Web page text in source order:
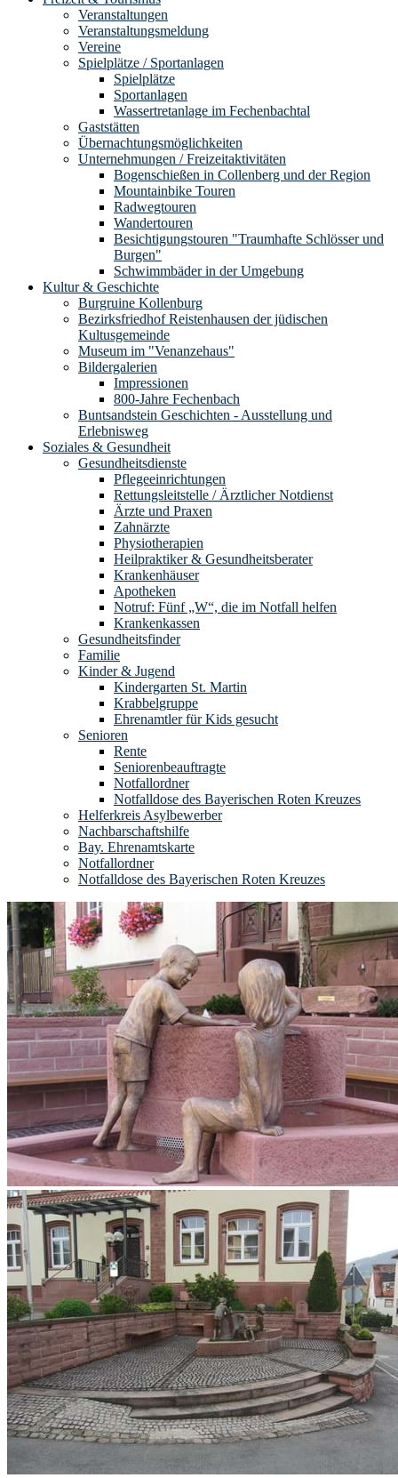
Veranstaltungen
Veranstaltungsmeldung
Vereine
Spielplätze / Sportanlagen
Spielplätze
Sportanlagen
Wassertretanlage im Fechenbachtal
Gaststätten
Übernachtungsmöglichkeiten
Unternehmungen / Freizeitaktivitäten
Bogenschießen in Collenberg und der Region
Mountainbike Touren
Radwegtouren
Wandertouren
Besichtigungstouren "Traumhafte Schlösser und
Burgen"
Schwimmbäder in der Umgebung
Kultur & Geschichte
Burgruine Kollenburg
Bezirksfriedhof Reistenhausen der jüdischen
Kultusgemeinde
Museum im "Venanzehaus"
Bildergalerien
Impressionen
800-Jahre Fechenbach
Buntsandstein Geschichten - Ausstellung und
Erlebnisweg
Soziales & Gesundheit
Gesundheitsdienste
Pflegeeinrichtungen
Rettungsleitstelle / Ärztlicher Notdienst
Ärzte und Praxen
Zahnärzte
Physiotherapien
Heilpraktiker & Gesundheitsberater
Krankenhäuser
Apotheken
Notruf: Fünf „W“, die im Notfall helfen
Krankenkassen
Gesundheitsfinder
Familie
Kinder & Jugend
Kindergarten St. Martin
Krabbelgruppe
Ehrenamtler für Kids gesucht
Senioren
Rente
Seniorenbeauftragte
Notfallordner
Notfalldose des Bayerischen Roten Kreuzes
Helferkreis Asylbewerber
Nachbarschaftshilfe
Bay. Ehrenamtskarte
Notfallordner
Notfalldose des Bayerischen Roten Kreuzes